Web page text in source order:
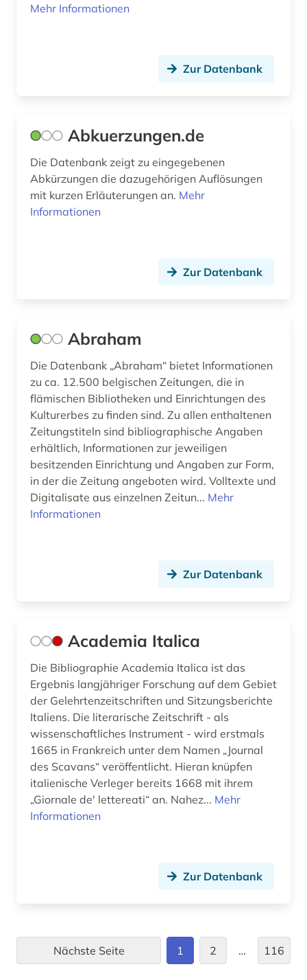
bibliothekskataloge (1)
bibliotheksmaterial (1)
bibliotheksservice-zentrum baden-
württemberg (1)
bild (7)
bild motiv (1)
bildarchiv (3)
bildbearbeitung (2)
bilddatenbank (17)
bildende kunst (1)
bilder (1)
bildungsangebot (1)
bildungsarbeit (1)
bildungsforschung (1)
bildwissenschaft (2)
bildwörterbuch (2)
biografie (55)
biographie 1815-1950 (1)
biographie 1815-2005 (1)
Mehr Informationen
Zur Datenbank
Abkuerzungen.de
Die Datenbank zeigt zu eingegebenen
Abkürzungen die dazugehörigen Auflösungen
mit kurzen Erläuterungen an. Mehr
Informationen
Zur Datenbank
Abraham
Die Datenbank „Abraham“ bietet Informationen
zu ca. 12.500 belgischen Zeitungen, die in
flämischen Bibliotheken und Einrichtungen des
Kulturerbes zu finden sind. Zu allen enthaltenen
Zeitungstiteln sind bibliographische Angaben
erhältlich, Informationen zur jeweiligen
besitzenden Einrichtung und Angaben zur Form,
in der die Zeitung angeboten wird. Volltexte und
Digitalisate aus einzelnen Zeitun... Mehr
Informationen
Zur Datenbank
Academia Italica
Die Bibliographie Academia Italica ist das
Ergebnis langjähriger Forschung auf dem Gebiet
der Gelehrtenzeitschriften und Sitzungsberichte
Italiens. Die literarische Zeitschrift - als
wissenschaftliches Instrument - wird erstmals
1665 in Frankreich unter dem Namen „Journal
des Scavans“ veröffentlicht. Hieran knüpfen
italienische Verleger bereits 1668 mit ihrem
„Giornale de' lettereati“ an. Nahez... Mehr
Informationen
Zur Datenbank
Nächste Seite 1 2 … 116